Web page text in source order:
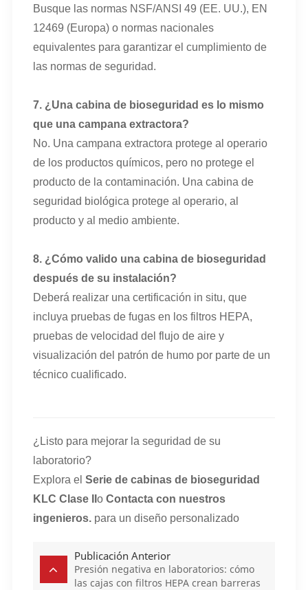
Busque las normas NSF/ANSI 49 (EE. UU.), EN
12469 (Europa) o normas nacionales
equivalentes para garantizar el cumplimiento de
las normas de seguridad.
7. ¿Una cabina de bioseguridad es lo mismo
que una campana extractora?
No. Una campana extractora protege al operario
de los productos químicos, pero no protege el
producto de la contaminación. Una cabina de
seguridad biológica protege al operario, al
producto y al medio ambiente.
8. ¿Cómo valido una cabina de bioseguridad
después de su instalación?
Deberá realizar una certificación in situ, que
incluya pruebas de fugas en los filtros HEPA,
pruebas de velocidad del flujo de aire y
visualización del patrón de humo por parte de un
técnico cualificado.
¿Listo para mejorar la seguridad de su
laboratorio?
Explora el Serie de cabinas de bioseguridad
KLC Clase II o Contacta con nuestros
ingenieros.para un diseño personalizado
Publicación Anterior
Presión negativa en laboratorios: cómo
las cajas con filtros HEPA crean barreras